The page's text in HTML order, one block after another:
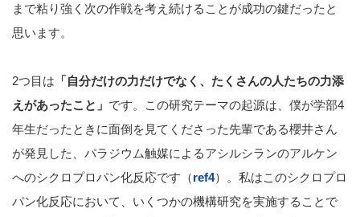
まで粘り強く次の作戦を考え続けることが成功の鍵だったと
思います。
2つ目は 「自分だけの力だけでなく、たくさんの人たちの力添
えがあったこと」 です。この研究テーマの起源は、僕が学部4
年生だったときに面倒を見てくださった先輩である櫻井さん
が発見した、パラジウム触媒によるアシルシランのアルケン
へのシクロプロパン化反応です（ref4）。私はこのシクロプロ
パン化反応において、いくつかの機構研究を実施することで